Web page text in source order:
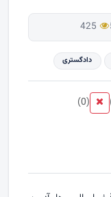
425
دادگستری
(0)